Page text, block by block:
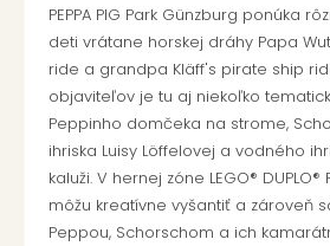
PEPPA PIG Park Günzburg ponúka
deti vrátane horskej dráhy Papa
ride a grandpa Kläff's pirate ship
objaviteľov je tu aj niekoľko
Peppinho domčeka na strome,
ihriska Luisy Löffelovej a vodného
kaluži. V hernej zóne LEGO®
môžu kreatívne vyšantiť a zároveň
Peppou, Schorschom a ich